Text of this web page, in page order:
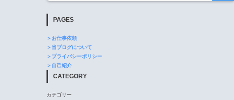
PAGES
＞お仕事依頼
＞当ブログについて
＞プライバシーポリシー
＞自己紹介
CATEGORY
カテゴリー